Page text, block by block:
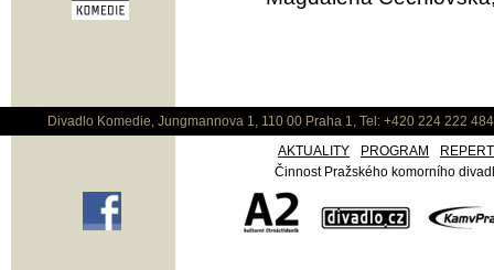
Divadlo Komedie, Jungmannova 1, 110 00 Praha 1, Tel: +420 224 222
AKTUALITY
PROGRAM
Činnost Pražského komorního